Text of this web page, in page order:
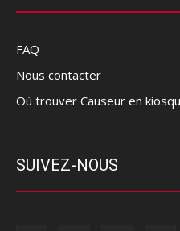
FAQ
Nous contacter
Où trouver Causeur en
SUIVEZ-NOUS